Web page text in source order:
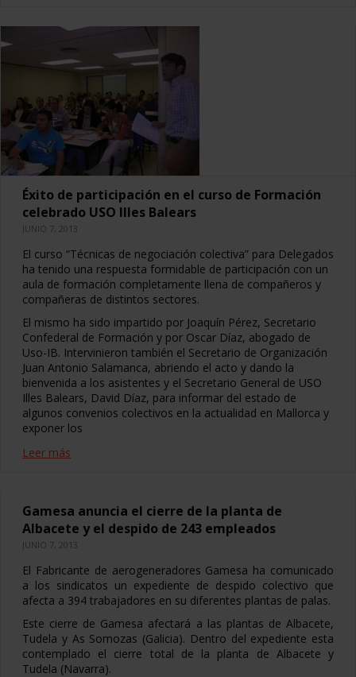
Éxito de participación en el curso de Formación
celebrado USO Illes Balears
JUNIO 7, 2013
El curso “Técnicas de negociación colectiva” para Delegados
ha tenido una respuesta formidable de participación con un
aula de formación completamente llena de compañeros y
compañeras de distintos sectores.
El mismo ha sido impartido por Joaquín Pérez, Secretario
Confederal de Formación y por Oscar Díaz, abogado de
Uso-IB. Intervinieron también el Secretario de Organización
Juan Antonio Salamanca, abriendo el acto y dando la
bienvenida a los asistentes y el Secretario General de USO
Illes Balears, David Díaz, para informar del estado de
algunos convenios colectivos en la actualidad en Mallorca y
exponer los
Leer más
Gamesa anuncia el cierre de la planta de
Albacete y el despido de 243 empleados
JUNIO 7, 2013
El Fabricante de aerogeneradores Gamesa ha comunicado
a los sindicatos un expediente de despido colectivo que
afecta a 394 trabajadores en su diferentes plantas de palas.
Este cierre de Gamesa afectará a las plantas de Albacete,
Tudela y As Somozas (Galicia). Dentro del expediente esta
contemplado el cierre total de la planta de Albacete y
Tudela (Navarra).